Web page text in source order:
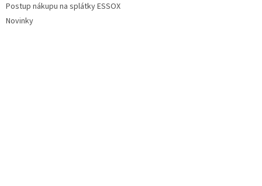
Postup nákupu na splátky ESSOX
Novinky